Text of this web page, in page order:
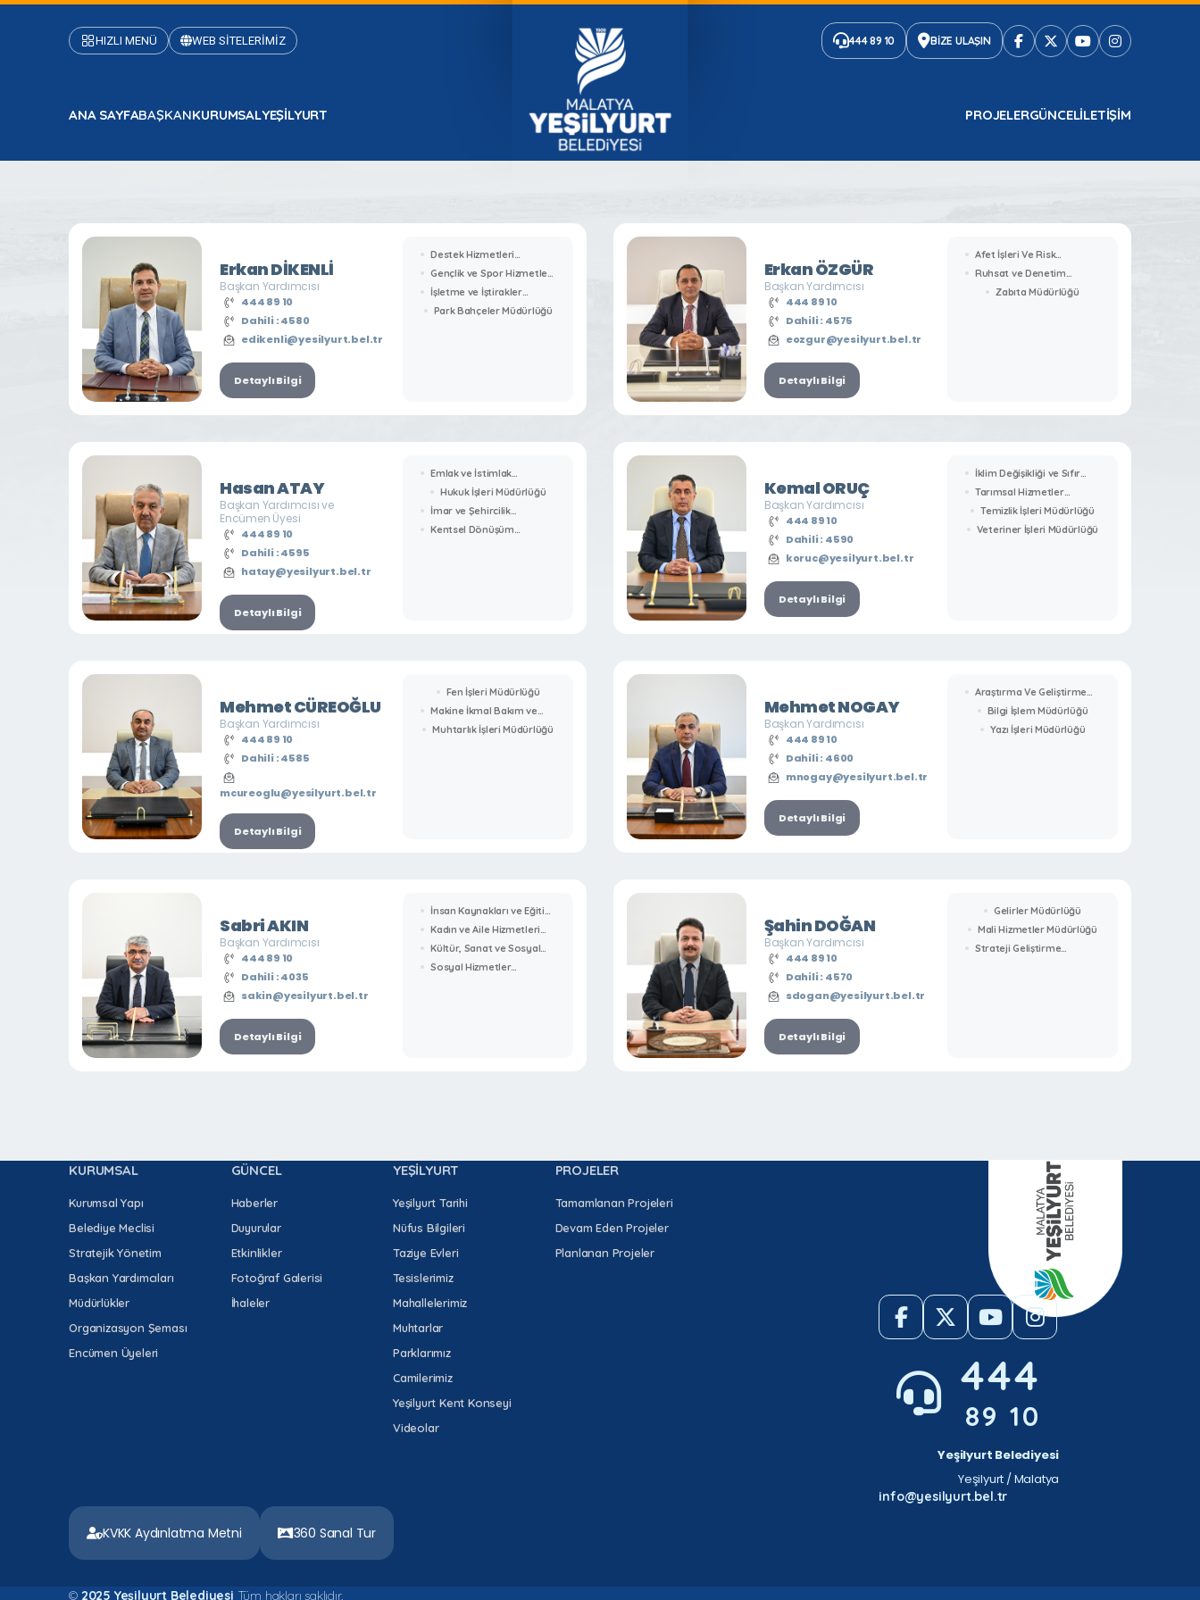
HIZLI MENÜ WEB SİTELERİMİZ 444 89 10 BİZE ULAŞIN
ANA SAYFABAŞKANKURUMSALYEŞİLYURT PROJELERGÜNCELILETIŞIM
Erkan DİKENLİ
Başkan Yardımcısı
444 89 10
Dahili : 4580
edikenli@yesilyurt.bel.tr
Detaylı Bilgi
Destek Hizmetleri
Müdürlüğü
Gençlik ve Spor Hizmetleri
Müdürlüğü
İşletme ve İştirakler
Müdürlüğü
Park Bahçeler Müdürlüğü
Erkan ÖZGÜR
Başkan Yardımcısı
444 89 10
Dahili : 4575
eozgur@yesilyurt.bel.tr
Detaylı Bilgi
Afet İşleri Ve Risk
Yönetimi Müdürlüğü
Ruhsat ve Denetim
MüdürlüğüZabıta Müdürlüğü
Hasan ATAY
Başkan Yardımcısı ve
Encümen Üyesi
444 89 10
Dahili : 4595
hatay@yesilyurt.bel.tr
Detaylı Bilgi
Emlak ve İstimlak
Müdürlüğü
Hukuk İşleri Müdürlüğü
İmar ve Şehircilik
Müdürlüğü
Kentsel Dönüşüm
Kemal ORUÇ
Başkan Yardımcısı
444 89 10
Dahili : 4590
koruc@yesilyurt.bel.tr
Detaylı Bilgi
İklim Değişikliği ve Sıfır
Atık Müdürlüğü
Tarımsal Hizmetler
Müdürlüğü
Temizlik İşleri Müdürlüğü
Veteriner İşleri Müdürlüğü
Mehmet CÜREOĞLU
Başkan Yardımcısı
444 89 10
Dahili : 4585
mcureoglu@yesilyurt.bel.tr
Detaylı Bilgi
Fen İşleri Müdürlüğü
Makine İkmal Bakım ve
Onarım Müdürlüğü
Muhtarlık İşleri Müdürlüğü
Mehmet NOGAY
Başkan Yardımcısı
444 89 10
Dahili : 4600
mnogay@yesilyurt.bel.tr
Detaylı Bilgi
Araştırma Ve Geliştirme
Müdürlüğü
Bilgi İşlem Müdürlüğü
Yazı İşleri Müdürlüğü
Sabri AKIN
Başkan Yardımcısı
444 89 10
Dahili : 4035
sakin@yesilyurt.bel.tr
Detaylı Bilgi
İnsan Kaynakları ve Eğitim
Müdürlüğü
Kadın ve Aile Hizmetleri
Müdürlüğü
Kültür, Sanat ve Sosyal
İşler Müdürlüğü
Sosyal Hizmetler
Şahin DOĞAN
Başkan Yardımcısı
444 89 10
Dahili : 4570
sdogan@yesilyurt.bel.tr
Detaylı Bilgi
Gelirler Müdürlüğü
Mali Hizmetler Müdürlüğü
Strateji Geliştirme
KURUMSAL
Kurumsal Yapı
Belediye Meclisi
Stratejik Yönetim
Başkan Yardımcıları
Müdürlükler
Organizasyon Şeması
Encümen Üyeleri
GÜNCEL
Haberler
Duyurular
Etkinlikler
Fotoğraf Galerisi
İhaleler
YEŞİLYURT
Yeşilyurt Tarihi
Nüfus Bilgileri
Taziye Evleri
Tesislerimiz
Mahallelerimiz
Muhtarlar
Parklarımız
Camilerimiz
Yeşilyurt Kent Konseyi
Videolar
PROJELER
Tamamlanan Projeleri
Devam Eden Projeler
Planlanan Projeler
444
89 10
Yeşilyurt Belediyesi
Yeşilyurt / Malatya
info@yesilyurt.bel.tr
KVKK Aydınlatma Metni 360 Sanal Tur
© 2025 Yeşilyurt Belediyesi Tüm hakları saklıdır.